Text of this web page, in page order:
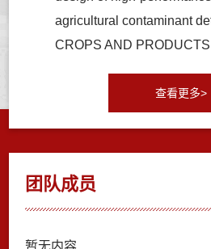
agricultural contaminant
CROPS AND
查看更多>
团队成员
暂无内容